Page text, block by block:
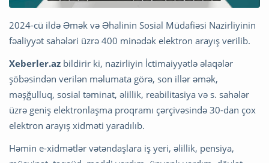
2024-cü ildə Əmək və Əhalinin Sosial Müdafiəsi Nazirliyinin
fəaliyyət sahələri üzrə 400 minədək elektron arayış verilib.
Xeberler.az bildirir ki, nazirliyin İctimaiyyətlə əlaqələr
şöbəsindən verilən məlumata görə, son illər əmək,
məşğulluq, sosial təminat, əlillik, reabilitasiya və s. sahələr
üzrə geniş elektronlaşma proqramı çərçivəsində 30-dan çox
elektron arayış xidməti yaradılıb.
Həmin e-xidmətlər vətəndaşlara iş yeri, əlillik, pensiya,